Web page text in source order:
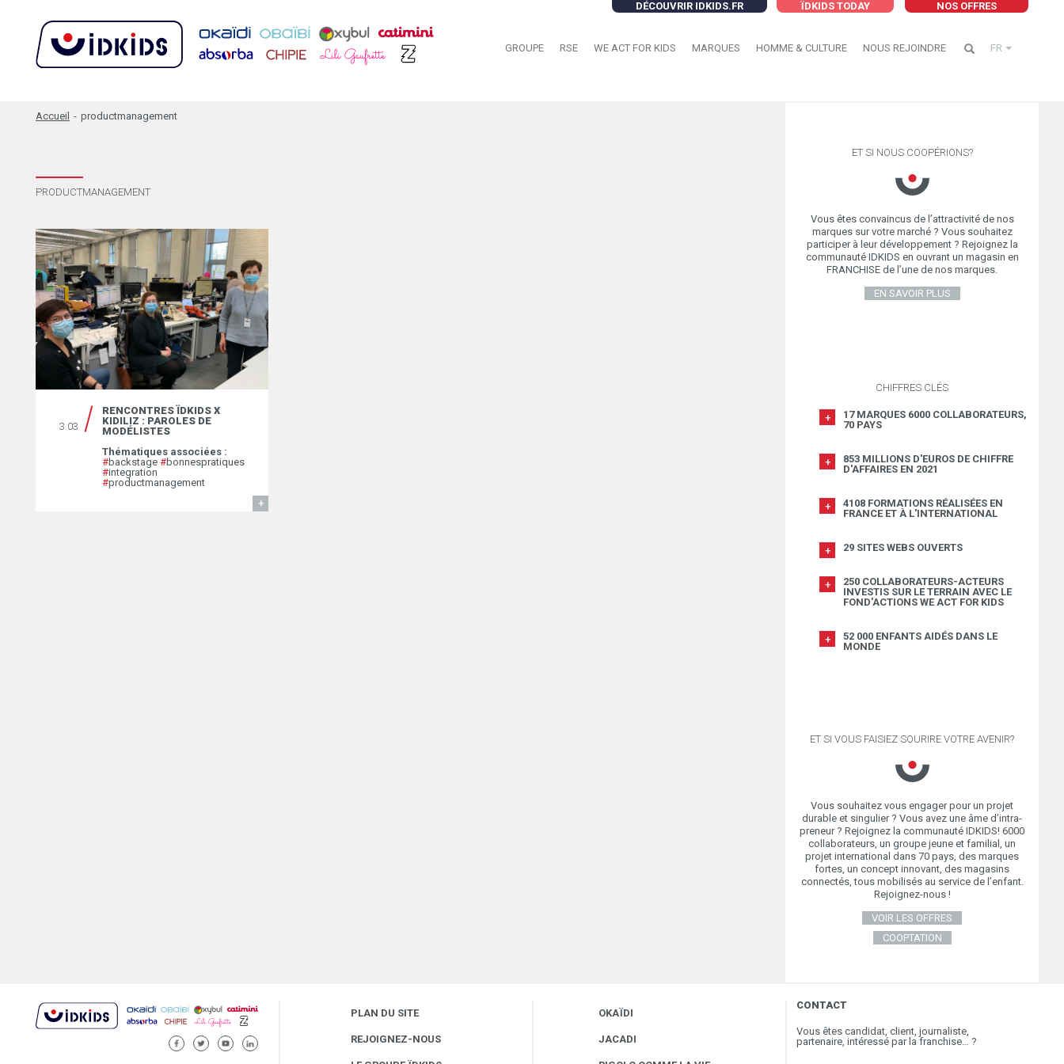
DÉCOUVRIR IDKIDS.FR NOS OFFRES
ÏDKIDS TODAY
GROUPE RSE WE ACT FOR KIDS MARQUES HOMME & CULTURE NOUS REJOINDRE FR
Accueil - productmanagement
PRODUCTMANAGEMENT
3.03
RENCONTRES ÏDKIDS X
KIDILIZ : PAROLES DE
MODÉLISTES
Thématiques associées :
#backstage #bonnespratiques
#integration
#productmanagement
ET SI NOUS COOPÉRIONS?
Vous êtes convaincus de l’attractivité de nos
marques sur votre marché ? Vous souhaitez
participer à leur développement ? Rejoignez la
communauté IDKIDS en ouvrant un magasin en
FRANCHISE de l’une de nos marques.
EN SAVOIR PLUS
CHIFFRES CLÉS
17 MARQUES 6000 COLLABORATEURS,
70 PAYS
853 MILLIONS D'EUROS DE CHIFFRE
D'AFFAIRES EN 2021
4108 FORMATIONS RÉALISÉES EN
FRANCE ET À L'INTERNATIONAL
29 SITES WEBS OUVERTS
250 COLLABORATEURS-ACTEURS
INVESTIS SUR LE TERRAIN AVEC LE
FOND'ACTIONS WE ACT FOR KIDS
52 000 ENFANTS AIDÉS DANS LE
MONDE
ET SI VOUS FAISIEZ SOURIRE VOTRE AVENIR?
Vous souhaitez vous engager pour un projet
durable et singulier ? Vous avez une âme d’intra-
preneur ? Rejoignez la communauté IDKIDS! 6000
collaborateurs, un groupe jeune et familial, un
projet international dans 70 pays, des marques
fortes, un concept innovant, des magasins
connectés, tous mobilisés au service de l’enfant.
Rejoignez-nous !
VOIR LES OFFRES
COOPTATION
FACEBOOKTWITTERYOUTUBELINKEDIN
PLAN DU SITE
REJOIGNEZ-NOUS
OKAÏDI
JACADI
CONTACT
Vous êtes candidat, client, journaliste,
partenaire, intéressé par la franchise… ?